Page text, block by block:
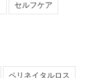
セルフケア
ペリネイタルロス